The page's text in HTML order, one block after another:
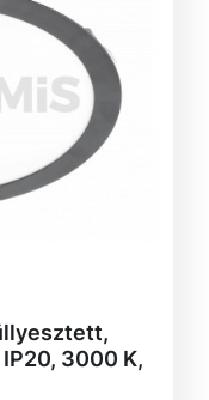
IP20, 3000 K,